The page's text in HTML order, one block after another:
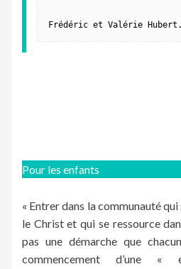
Frédéric et Valérie Hubert.
Pour les enfants
« Entrer dans la communauté
le Christ et qui se ressource
pas une démarche que
commencement d’une «